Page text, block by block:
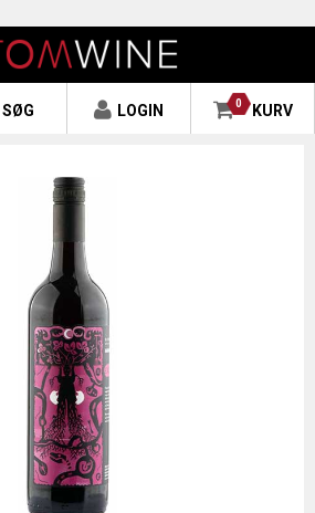
0 KURV
LOGIN
SØG